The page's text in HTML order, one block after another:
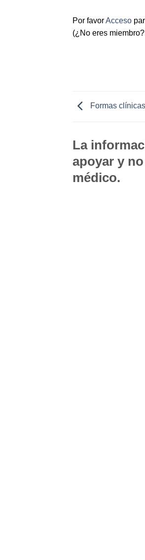
Por favorAcceso
(¿No eres miembro?
Formas
La
apoyar y
médico.